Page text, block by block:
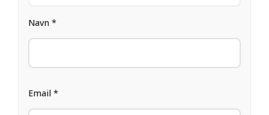
Navn *
Email *